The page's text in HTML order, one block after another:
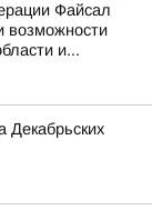
Файсал
возможности
и...
Декабрьских